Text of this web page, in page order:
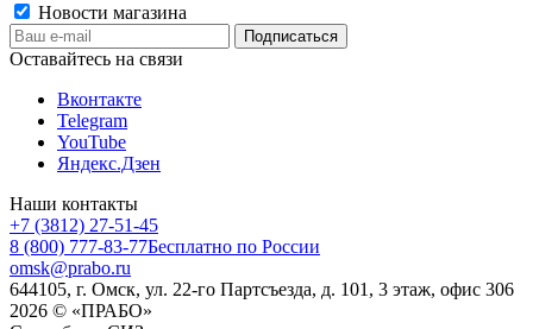
Новости магазина
Оставайтесь на связи
Вконтакте
Telegram
YouTube
Яндекс.Дзен
Наши контакты
+7 (3812) 27-51-45
8 (800) 777-83-77Бесплатно по России
omsk@prabo.ru
644105, г. Омск, ул. 22-го Партсъезда, д. 101, 3 этаж, офис 306
2026 © «ПРАБО»